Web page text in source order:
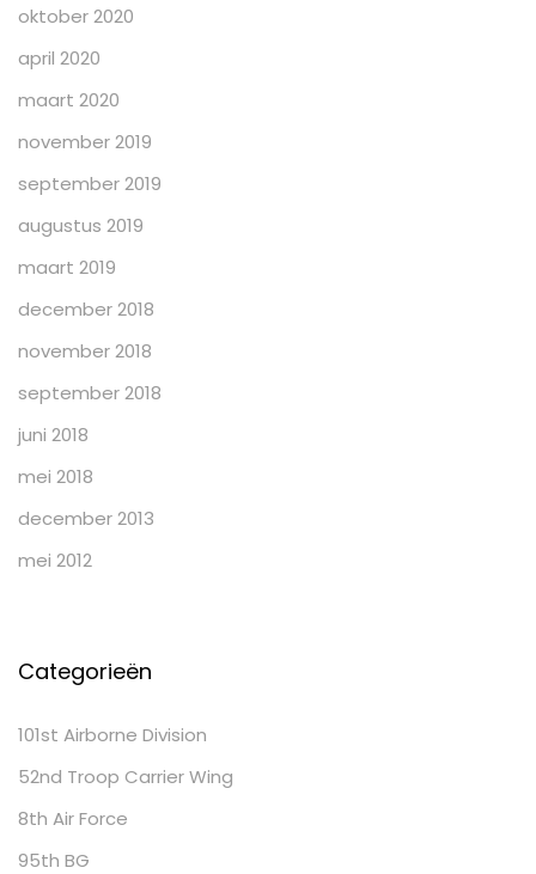
oktober 2020
april 2020
maart 2020
november 2019
september 2019
augustus 2019
maart 2019
december 2018
november 2018
september 2018
juni 2018
mei 2018
december 2013
mei 2012
Categorieën
101st Airborne Division
52nd Troop Carrier Wing
8th Air Force
95th BG